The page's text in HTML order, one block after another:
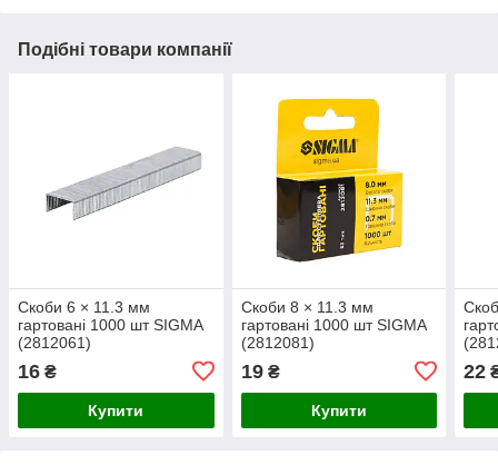
Подібні товари компанії
Скоби 6 × 11.3 мм
гартовані 1000 шт SIGMA
(2812061)
16 ₴
Купити
Скоби 8 × 11.3 мм
гартовані 1000 шт SIGMA
(2812081)
19₴
Купити
22